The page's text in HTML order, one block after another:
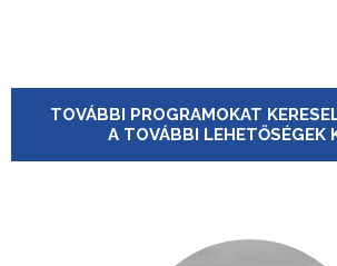
TOVÁBBI PROGRAMOKAT
A TOVÁBBI LEHETŐSÉGEK